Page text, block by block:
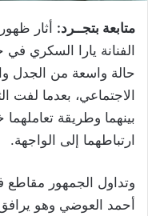
متابعة بتجــرد: أثار
حالة واسعة من الجدل
الاجتماعي، بعدما لفت
بينهما وطريقة
ارتباطهما إلى الواجهة.
وتداول الجمهور مقاطع
أحمد العوضي وهو